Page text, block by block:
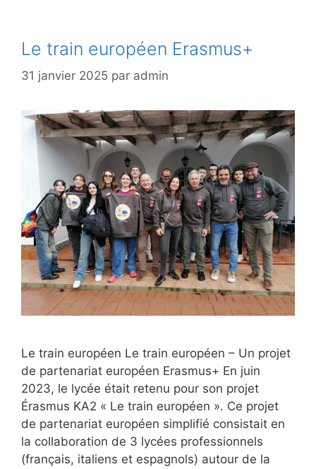
Le train européen Erasmus+
31 janvier 2025 par admin
Le train européen Le train européen – Un projet
de partenariat européen Erasmus+ En juin
2023, le lycée était retenu pour son projet
Érasmus KA2 « Le train européen ». Ce projet
de partenariat européen simplifié consistait en
la collaboration de 3 lycées professionnels
(français, italiens et espagnols) autour de la